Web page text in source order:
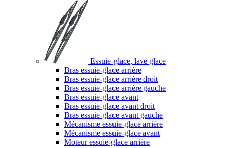
Essuie-glace, lave glace
Bras essuie-glace arrière
Bras essuie-glace arrière droit
Bras essuie-glace arrière gauche
Bras essuie-glace avant
Bras essuie-glace avant droit
Bras essuie-glace avant gauche
Mécanisme essuie-glace arrière
Mécanisme essuie-glace avant
Moteur essuie-glace arrière